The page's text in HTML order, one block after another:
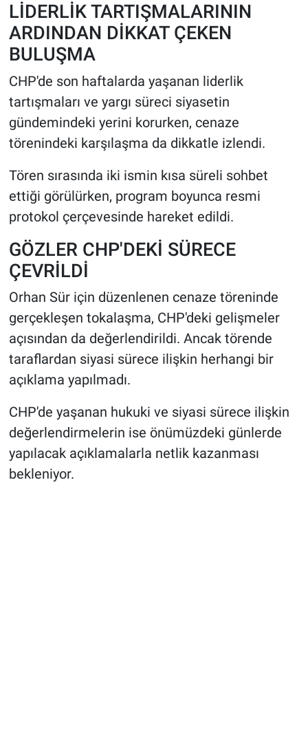
LİDERLİK TARTIŞMALARININ
ARDINDAN DİKKAT ÇEKEN
BULUŞMA
CHP'de son haftalarda yaşanan liderlik
tartışmaları ve yargı süreci siyasetin
gündemindeki yerini korurken, cenaze
törenindeki karşılaşma da dikkatle izlendi.
Tören sırasında iki ismin kısa süreli sohbet
ettiği görülürken, program boyunca resmi
protokol çerçevesinde hareket edildi.
GÖZLER CHP'DEKİ SÜRECE
ÇEVRİLDİ
Orhan Sür için düzenlenen cenaze töreninde
gerçekleşen tokalaşma, CHP'deki gelişmeler
açısından da değerlendirildi. Ancak törende
taraflardan siyasi sürece ilişkin herhangi bir
açıklama yapılmadı.
CHP'de yaşanan hukuki ve siyasi sürece ilişkin
değerlendirmelerin ise önümüzdeki günlerde
yapılacak açıklamalarla netlik kazanması
bekleniyor.